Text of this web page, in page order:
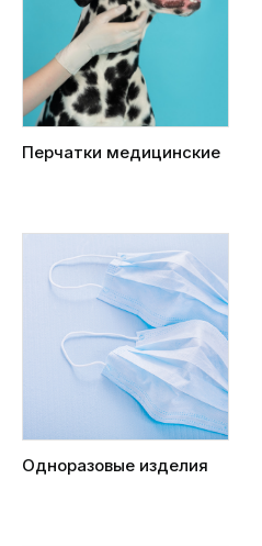
Перчатки медицинские
Одноразовые изделия